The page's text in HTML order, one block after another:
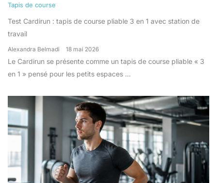
Tapis de course
Test Cardirun : tapis de course pliable 3 en 1 avec station de
travail
Alexandra Belmadi 18 mai 2026
Le Cardirun se présente comme un tapis de course pliable « 3
en 1 » pensé pour les petits espaces ...